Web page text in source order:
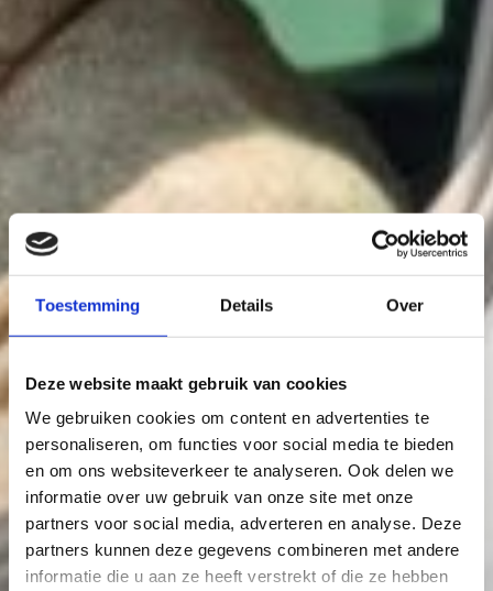
Toestemming Details Over
Deze website maakt gebruik van cookies
We gebruiken cookies om content en advertenties te
personaliseren, om functies voor social media te bieden
en om ons websiteverkeer te analyseren. Ook delen we
informatie over uw gebruik van onze site met onze
partners voor social media, adverteren en analyse. Deze
partners kunnen deze gegevens combineren met andere
informatie die u aan ze heeft verstrekt of die ze hebben